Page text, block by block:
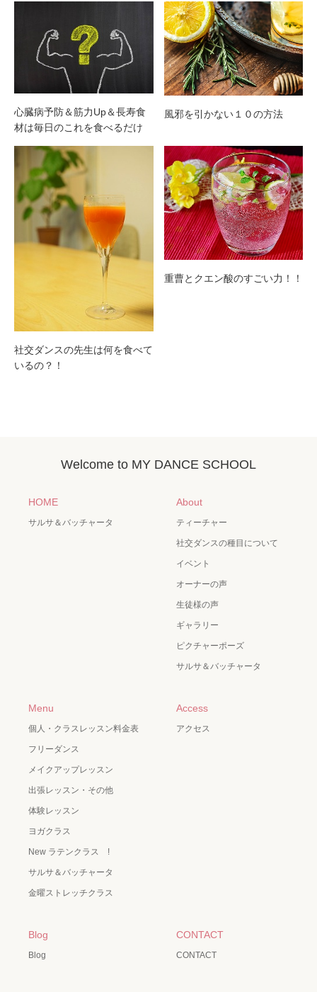
心臓病予防＆筋力Up＆長寿食
材は毎日のこれを食べるだけ
風邪を引かない１０の方法
社交ダンスの先生は何を食べて
いるの？！
重曹とクエン酸のすごい力！！
Welcome to MY DANCE SCHOOL
HOME
サルサ＆バッチャータ
About
ティーチャー
社交ダンスの種目について
イベント
オーナーの声
生徒様の声
ギャラリー
ピクチャーポーズ
サルサ＆バッチャータ
Menu
個人・クラスレッスン料金表
フリーダンス
メイクアップレッスン
出張レッスン・その他
体験レッスン
ヨガクラス
New ラテンクラス !
サルサ＆バッチャータ
金曜ストレッチクラス
Access
アクセス
Blog
Blog
CONTACT
CONTACT